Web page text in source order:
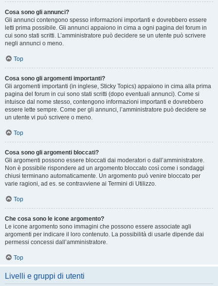
Cosa sono gli annunci?
Gli annunci contengono spesso informazioni importanti e dovrebbero essere
letti prima possibile. Gli annunci appaiono in cima a ogni pagina del forum in
cui sono stati scritti. L’amministratore può decidere se un utente può scrivere
negli annunci o meno.
Top
Cosa sono gli argomenti importanti?
Gli argomenti importanti (in inglese, Sticky Topics) appaiono in cima alla prima
pagina del forum in cui sono stati scritti (dopo eventuali annunci). Come si
intuisce dal nome stesso, contengono informazioni importanti e dovrebbero
essere lette sempre. Come per gli annunci, l’amministratore può decidere se
un utente vi può scrivere o meno.
Top
Cosa sono gli argomenti bloccati?
Gli argomenti possono essere bloccati dai moderatori o dall’amministratore.
Non è possibile rispondere ad un argomento bloccato così come i sondaggi
chiusi terminano automaticamente. Un argomento può venire bloccato per
varie ragioni, ad es. se contravviene ai Termini di Utilizzo.
Top
Che cosa sono le icone argomento?
Le icone argomento sono immagini che possono essere associate agli
argomenti per indicare il loro contenuto. La possibilità di usarle dipende dai
permessi concessi dall’amministratore.
Top
Livelli e gruppi di utenti